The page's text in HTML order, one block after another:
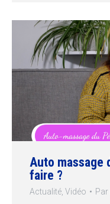
Auto massage
faire ?
Actualité Vidéo Par